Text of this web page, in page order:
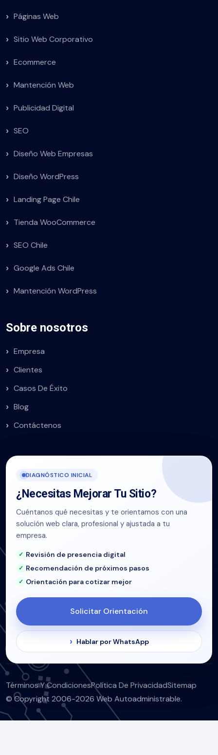
Páginas Web
Sitio Web Corporativo
Ecommerce
Mantención Web
Publicidad Digital
SEO
Diseño Web Empresas
Diseño WordPress
Landing Page Chile
Tienda WooCommerce
SEO Chile
Google Ads Chile
Mantención WordPress
Sobre nosotros
Empresa
Clientes
Casos De Éxito
Blog
Contáctenos
DIAGNÓSTICO INICIAL
¿Necesitas Mejorar Tu Sitio?
Cuéntanos qué necesitas y te orientamos con una
solución web clara, profesional y ajustada a tu
empresa.
Revisión de presencia digital
Recomendación de próximos pasos
Orientación para cotizar mejor
Solicitar Orientación
Hablar por WhatsApp
© Copyright 2006-2026 Web Autoadministrable.
Términos Y CondicionesPolítica De PrivacidadSitemap